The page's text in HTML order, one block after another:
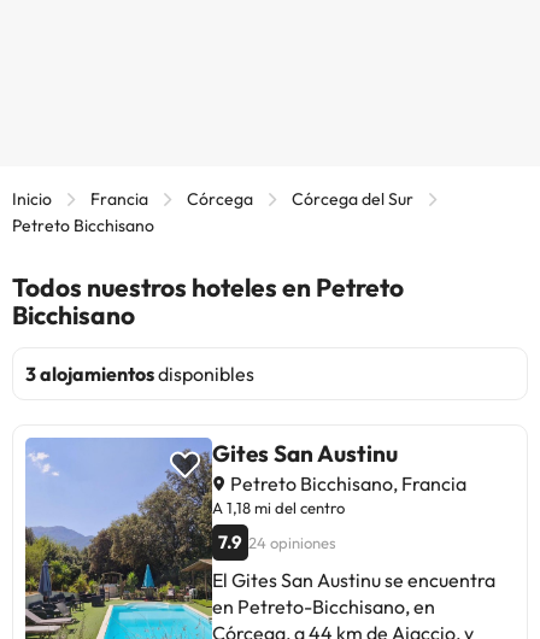
Inicio Francia Córcega
Córcega del Sur
Petreto Bicchisano
Todos nuestros hoteles en Petreto
Bicchisano
3 alojamientosdisponibles
Gites San Austinu
Petreto Bicchisano, Francia
A 1,18 mi del centro
7.9 24 opiniones
El Gites San Austinu se encuentra
en Petreto-Bicchisano, en
Córcega, a 44 km de Ajaccio, y